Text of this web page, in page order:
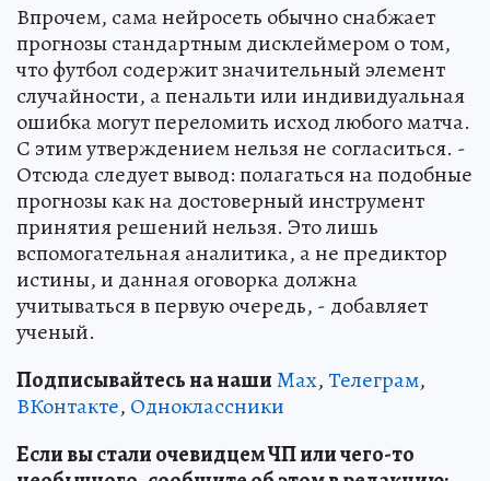
Впрочем, сама нейросеть обычно снабжает
прогнозы стандартным дисклеймером о том,
что футбол содержит значительный элемент
случайности, а пенальти или индивидуальная
ошибка могут переломить исход любого матча.
С этим утверждением нельзя не согласиться. -
Отсюда следует вывод: полагаться на подобные
прогнозы как на достоверный инструмент
принятия решений нельзя. Это лишь
вспомогательная аналитика, а не предиктор
истины, и данная оговорка должна
учитываться в первую очередь, - добавляет
ученый.
Подписывайтесь на нашиMax,Телеграм,
ВКонтакте, Одноклассники
Если вы стали очевидцем ЧП или чего-то